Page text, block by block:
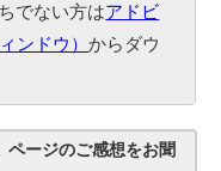
でない方はアドビ
ンドウ）からダウ
ページのご感想をお聞